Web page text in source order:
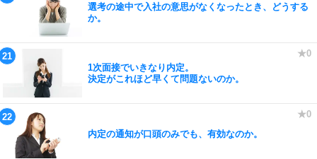
選考の途中で入社の意思がなくなったとき、どうする
か。
1次面接でいきなり内定。
決定がこれほど早くて問題ないのか。
内定の通知が口頭のみでも、有効なのか。